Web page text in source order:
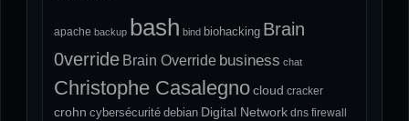
apache backup bash bind biohacking Brain
0verride Brain Override business chat
Christophe Casalegnocloud cracker
crohn cybersécurité debian Digital Network dns firewall